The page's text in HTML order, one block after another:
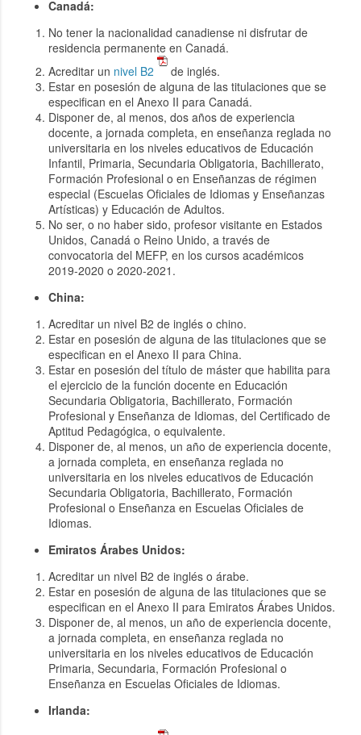
Canadá:
No tener la nacionalidad canadiense ni disfrutar de
residencia permanente en Canadá.
Acreditar un nivel B2
de inglés.
Estar en posesión de alguna de las titulaciones que se
especifican en el Anexo II para Canadá.
Disponer de, al menos, dos años de experiencia
docente, a jornada completa, en enseñanza reglada no
universitaria en los niveles educativos de Educación
Infantil, Primaria, Secundaria Obligatoria, Bachillerato,
Formación Profesional o en Enseñanzas de régimen
especial (Escuelas Oficiales de Idiomas y Enseñanzas
Artísticas) y Educación de Adultos.
No ser, o no haber sido, profesor visitante en Estados
Unidos, Canadá o Reino Unido, a través de
convocatoria del MEFP, en los cursos académicos
2019-2020 o 2020-2021.
China:
Acreditar un nivel B2 de inglés o chino.
Estar en posesión de alguna de las titulaciones que se
especifican en el Anexo II para China.
Estar en posesión del título de máster que habilita para
el ejercicio de la función docente en Educación
Secundaria Obligatoria, Bachillerato, Formación
Profesional y Enseñanza de Idiomas, del Certificado de
Aptitud Pedagógica, o equivalente.
Disponer de, al menos, un año de experiencia docente,
a jornada completa, en enseñanza reglada no
universitaria en los niveles educativos de Educación
Secundaria Obligatoria, Bachillerato, Formación
Profesional o Enseñanza en Escuelas Oficiales de
Idiomas.
Emiratos Árabes Unidos:
Acreditar un nivel B2 de inglés o árabe.
Estar en posesión de alguna de las titulaciones que se
especifican en el Anexo II para Emiratos Árabes Unidos.
Disponer de, al menos, un año de experiencia docente,
a jornada completa, en enseñanza reglada no
universitaria en los niveles educativos de Educación
Primaria, Secundaria, Formación Profesional o
Enseñanza en Escuelas Oficiales de Idiomas.
Irlanda: